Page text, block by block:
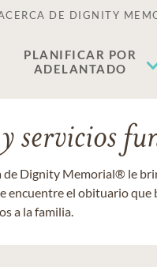
DE DIGNITY
PLANIFICAR POR
ADELANTADO
servicios
Dignity Memorial® le
encuentre el obituario
a la familia.